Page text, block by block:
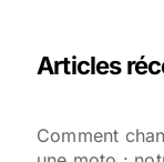
Articles
Comment